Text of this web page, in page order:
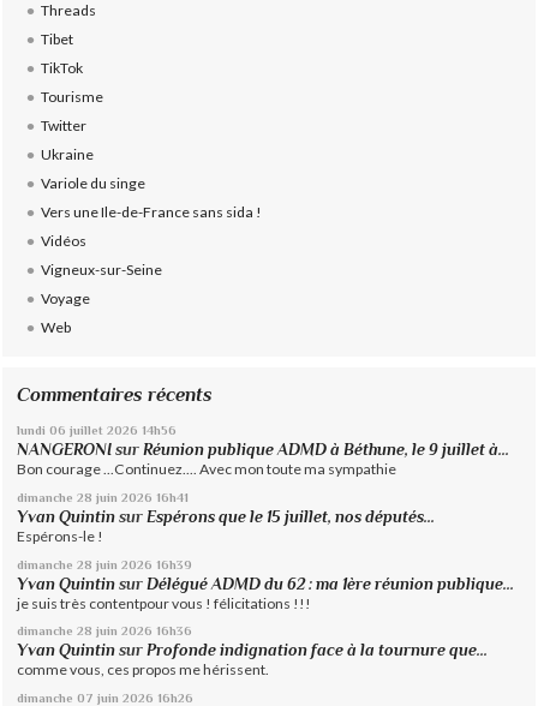
Threads
Tibet
TikTok
Tourisme
Twitter
Ukraine
Variole du singe
Vers une Ile-de-France sans sida !
Vidéos
Vigneux-sur-Seine
Voyage
Web
Commentaires récents
lundi 06 juillet 2026 14h56
NANGERONI surRéunion publique ADMD à Béthune, le 9 juillet à...
Bon courage ...Continuez.... Avec mon toute ma sympathie
dimanche 28 juin 2026 16h41
Yvan Quintin surEspérons que le 15 juillet, nos députés...
Espérons-le !
dimanche 28 juin 2026 16h39
Yvan Quintin surDélégué ADMD du 62 : ma 1ère réunion publique...
je suis très contentpour vous ! félicitations !!!
dimanche 28 juin 2026 16h36
Yvan Quintin surProfonde indignation face à la tournure que...
comme vous, ces propos me hérissent.
dimanche 07 juin 2026 16h26